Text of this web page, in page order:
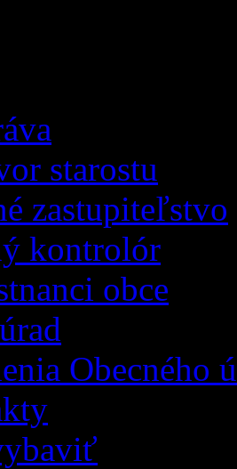
starostu
zastupiteľstvo
kontrolór
obce
Obecného